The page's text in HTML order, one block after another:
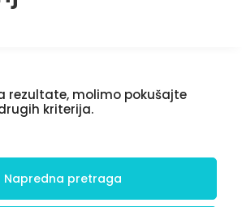
rezultate, molimo pokušajte
kriterija.
Napredna pretraga